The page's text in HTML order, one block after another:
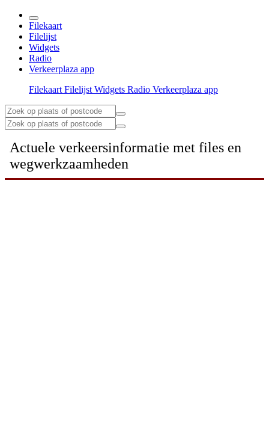
Filekaart
Filelijst
Widgets
Radio
Verkeerplaza app
Filekaart Filelijst Widgets Radio Verkeerplaza app
Actuele verkeersinformatie met files en
wegwerkzaamheden